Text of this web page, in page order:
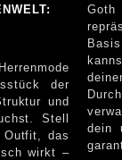
der
und
das
wirkt –
Goth
deinen persönlichen Touch
dein